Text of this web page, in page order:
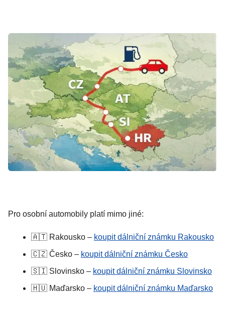
Pro osobní automobily platí mimo jiné:
🇦🇹 Rakousko – koupit dálniční známku Rakousko
🇨🇿 Česko – koupit dálniční známku Česko
🇸🇮 Slovinsko – koupit dálniční známku Slovinsko
🇭🇺 Maďarsko – koupit dálniční známku Maďarsko